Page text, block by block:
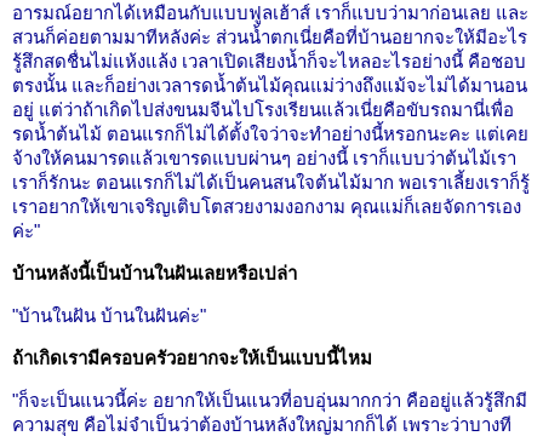
อารมณ์อยากได้เหมือนกับแบบฟูลเฮ้าส์ เราก็แบบว่ามาก่อนเลย และ
สวนก็ค่อยตามมาทีหลังค่ะ ส่วนน้ำตกเนี่ยคือที่บ้านอยากจะให้มีอะไร
รู้สึกสดชื่นไม่แห้งแล้ง เวลาเปิดเสียงน้ำก็จะไหลอะไรอย่างนี้ คือชอบ
ตรงนั้น และก็อย่างเวลารดน้ำต้นไม้คุณแม่ว่างถึงแม้จะไม่ได้มานอน
อยู่ แต่ว่าถ้าเกิดไปส่งขนมจีนไปโรงเรียนแล้วเนี่ยคือขับรถมานี่เพื่อ
รดน้ำต้นไม้ ตอนแรกก็ไม่ได้ตั้งใจว่าจะทำอย่างนี้หรอกนะคะ แต่เคย
จ้างให้คนมารดแล้วเขารดแบบผ่านๆ อย่างนี้ เราก็แบบว่าต้นไม้เรา
เราก็รักนะ ตอนแรกก็ไม่ได้เป็นคนสนใจต้นไม้มาก พอเราเลี้ยงเราก็รู้
เราอยากให้เขาเจริญเติบโตสวยงามงอกงาม คุณแม่ก็เลยจัดการเอง
ค่ะ"
บ้านหลังนี้เป็นบ้านในฝันเลยหรือเปล่า
"บ้านในฝัน บ้านในฝันค่ะ"
ถ้าเกิดเรามีครอบครัวอยากจะให้เป็นแบบนี้ไหม
"ก็จะเป็นแนวนี้ค่ะ อยากให้เป็นแนวที่อบอุ่นมากกว่า คืออยู่แล้วรู้สึกมี
ความสุข คือไม่จำเป็นว่าต้องบ้านหลังใหญ่มากก็ได้ เพราะว่าบางที